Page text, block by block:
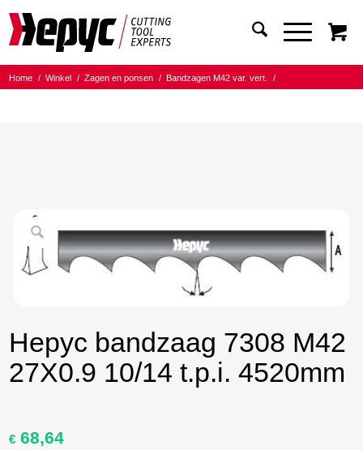
Home / Winkel / Zagen en ponsen / Bandzagen M42 var. vert.
/
Hepyc bandzaag 7308 M42
27X0.9 10/14 t.p.i. 4520mm
Oorspronkelijke
€ 68,64Huidige